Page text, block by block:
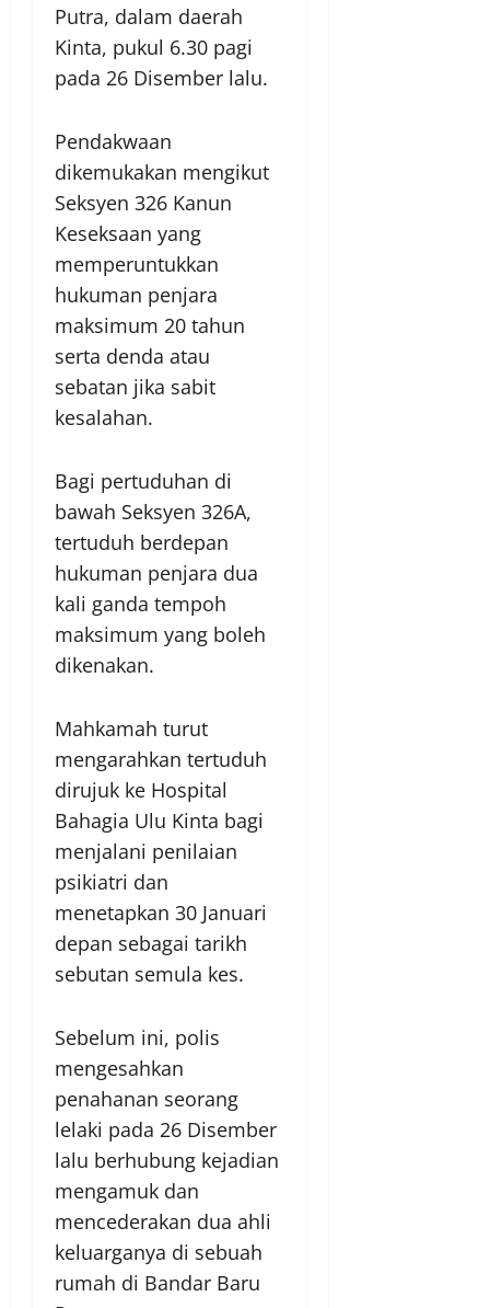
Putra, dalam daerah
Kinta, pukul 6.30 pagi
pada 26 Disember lalu.
Pendakwaan
dikemukakan mengikut
Seksyen 326 Kanun
Keseksaan yang
memperuntukkan
hukuman penjara
maksimum 20 tahun
serta denda atau
sebatan jika sabit
kesalahan.
Bagi pertuduhan di
bawah Seksyen 326A,
tertuduh berdepan
hukuman penjara dua
kali ganda tempoh
maksimum yang boleh
dikenakan.
Mahkamah turut
mengarahkan tertuduh
dirujuk ke Hospital
Bahagia Ulu Kinta bagi
menjalani penilaian
psikiatri dan
menetapkan 30 Januari
depan sebagai tarikh
sebutan semula kes.
Sebelum ini, polis
mengesahkan
penahanan seorang
lelaki pada 26 Disember
lalu berhubung kejadian
mengamuk dan
mencederakan dua ahli
keluarganya di sebuah
rumah di Bandar Baru